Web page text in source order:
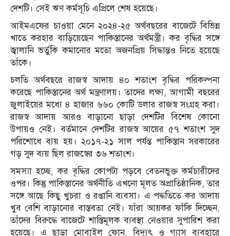
দেশটি। সেই ঋণ কর্মসূচি এপ্রিলে শেষ হয়েছে।
আইমএফের চাওয়া মেনে ২০২৪-২৫ অর্থবছরের বাজেটে বিভিন্ন
খাতে করহার বাড়িয়েছেন পাকিস্তানের অর্থমন্ত্রী। কর বৃদ্ধির সঙ্গে
জ্বালানি ভর্তুকি কমানোর মতো অজনপ্রিয় সিদ্ধান্তও নিতে হয়েছে
তাঁকে।
চলতি অর্থবছরে রাজস্ব আদায় ৪০ শতাংশ বৃদ্ধির পরিকল্পনা
করেছে পাকিস্তানের অর্থ মন্ত্রণালয়। তাদের লক্ষ্য, আগামী বছরের
জুলাইয়ের মধ্যে ৪ হাজার ৬৬০ কোটি ডলার রাজস্ব সংগ্রহ করা।
রাজস্ব আদায় আরও বাড়ানো ছাড়া দেশটির বিশেষ কোনো
উপায়ও নেই। বর্তমানে দেশটির রাজস্ব আয়ের ৫৭ শতাংশ সুদ
পরিশোধে ব্যয় হয়। ২০১৭-২১ সাল পর্যন্ত পাকিস্তান সরকারের
গড় সুদ ব্যয় ছিল রাজস্বের ৩৬ শতাংশ।
সমস্যা হচ্ছে, কর বৃদ্ধির কোপটা পড়বে বেতনভুক্ত কর্মচারীদের
ওপর। কিন্তু পাকিস্তানের অর্থনীতি এখনো মূলত অপ্রাতিষ্ঠানিক, তার
সঙ্গে আছে কিছু খুচরা ও রপ্তানি ব্যবসা। এ পদ্ধতিতে কর আদায়
খুব বেশি বাড়ানোর বাস্তবতা নেই। যাঁরা আয়কর ফাঁকি দিচ্ছেন,
তাঁদের বিরুদ্ধে বাজেটে শাস্তিমূলক ব্যবস্থা নেওয়ার সুপারিশ করা
হয়েছে। এ ছাড়া মোবাইল ফোন, বিদ্যুৎ ও গ্যাস ব্যবহারে